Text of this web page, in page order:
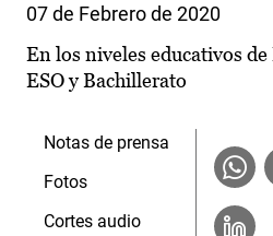
07 de Febrero de 2020
En los niveles educativos
ESO y Bachillerato
Notas de prensa
Fotos
Cortes audio